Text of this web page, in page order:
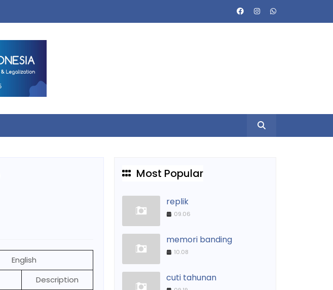
English
Description
Most Popular
replik
09.06
memori banding
10.08
cuti tahunan